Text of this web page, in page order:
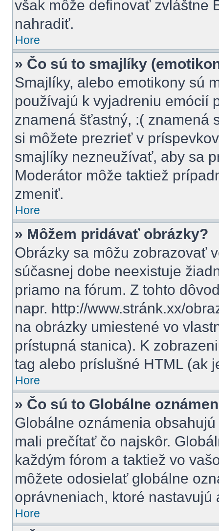
však môže definovať zvláštne
nahradiť.
Hore
» Čo sú to smajlíky
Smajlíky, alebo emotikony sú
používajú k vyjadreniu emócií
znamená šťastný, :( znamená
si môžete prezrieť v
smajlíky nezneužívať, aby sa
Moderátor môže taktiež
zmeniť.
Hore
» Môžem pridávať obrázky?
Obrázky sa môžu zobrazovať
súčasnej dobe neexistuje
priamo na fórum. Z tohto
napr. http://www.stránk.xx/
na obrázky umiestené vo
prístupná stanica). K
tag alebo príslušné HTML (ak
Hore
» Čo sú to Globálne
Globálne oznámenia
mali prečítať čo najskôr.
každým fórom a taktiež vo
môžete odosielať globálne
oprávneniach, ktoré nastavujú
Hore